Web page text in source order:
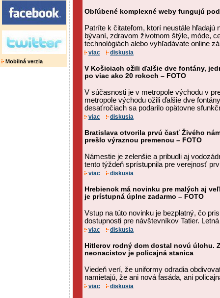
Mobilná verzia
Obľúbené komplexné weby fungujú
Patríte k čitateľom, ktorí neustále hľadajú
bývaní, zdravom životnom štýle, móde,
technológiách alebo vyhľadávate online
viac diskusia
V Košiciach ožili ďalšie dve fontány,
po viac ako 20 rokoch – FOTO
V súčasnosti je v metropole východu v
metropole východu ožili ďalšie dve
desaťročiach sa podarilo opätovne
viac diskusia
Bratislava otvorila prvú časť Živého
prešlo výraznou premenou – FOTO
Námestie je zelenšie a pribudli aj
tento týždeň sprístupnila pre verejnosť
viac diskusia
Hrebienok má novinku pre malých aj
je prístupná úplne zadarmo – FOTO
Vstup na túto novinku je bezplatný, čo
dostupnosti pre návštevníkov Tatier.
viac diskusia
Hitlerov rodný dom dostal novú úlohu.
neonacistov je policajná stanica
Viedeň verí, že uniformy odradia
namietajú, že ani nová fasáda, ani
viac diskusia